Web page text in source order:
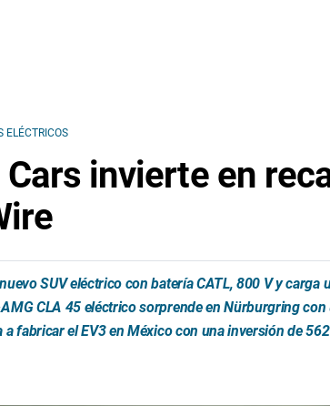
ELÉCTRICOS
invierte en
SUV eléctrico con batería CATL, 800 V y carga
CLA 45 eléctrico sorprende en Nürburgring
a fabricar el EV3 en México con una inversión de